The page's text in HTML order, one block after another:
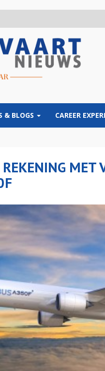
& BLOGS CAREER
MET